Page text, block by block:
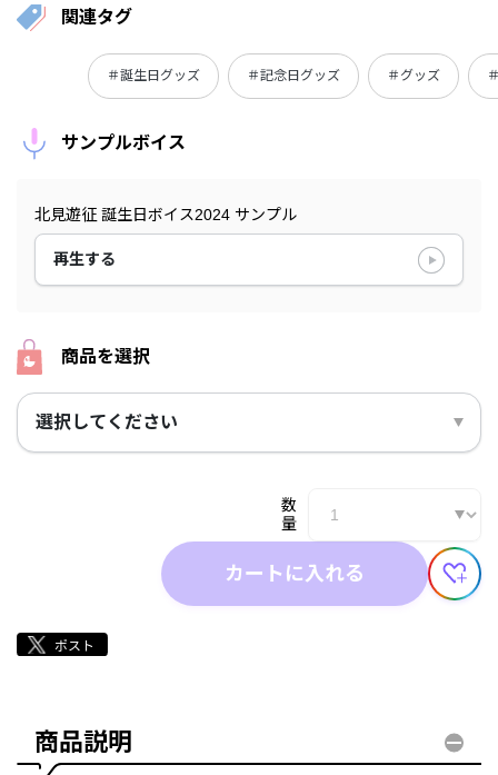
関連タグ
＃誕生日グッズ ＃記念日グッズ ＃グッズ
サンプルボイス
北見遊征 誕生日ボイス2024 サンプル
再生する
商品を選択
選択してください
数
量
カートに入れる
商品説明